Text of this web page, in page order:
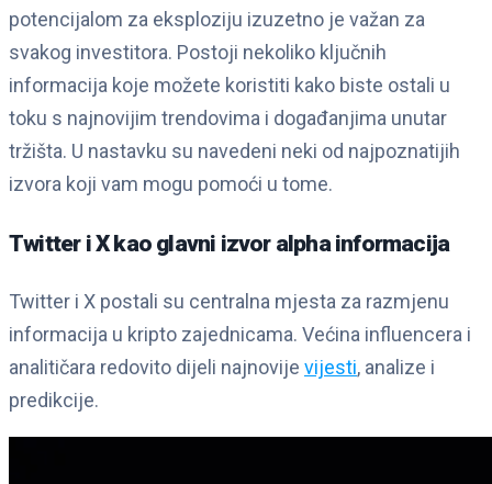
potencijalom za eksploziju izuzetno je važan za
svakog investitora. Postoji nekoliko ključnih
informacija koje možete koristiti kako biste ostali u
toku s najnovijim trendovima i događanjima unutar
tržišta. U nastavku su navedeni neki od najpoznatijih
izvora koji vam mogu pomoći u tome.
Twitter i X kao glavni izvor alpha informacija
Twitter i X postali su centralna mjesta za razmjenu
informacija u kripto zajednicama. Većina influencera i
analitičara redovito dijeli najnovije vijesti, analize i
predikcije.